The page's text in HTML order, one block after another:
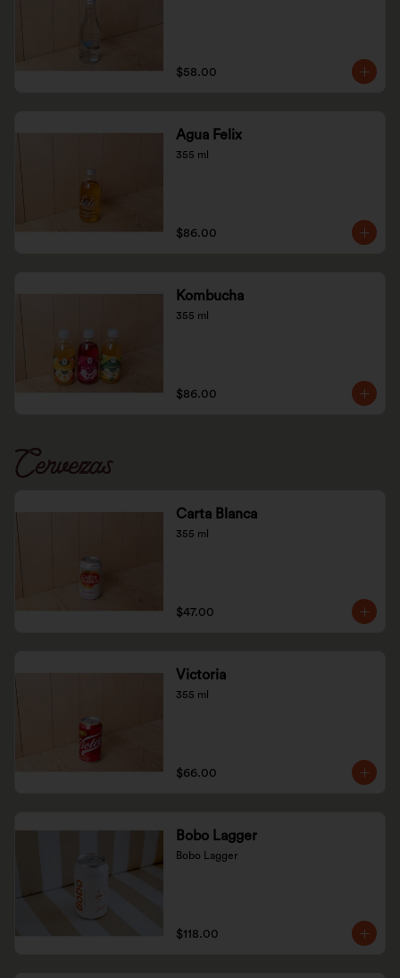
$58.00
Agua Felix
355 ml
$86.00
Kombucha
355 ml
$86.00
Cervezas
Carta Blanca
355 ml
$47.00
Victoria
355 ml
$66.00
Bobo Lagger
Bobo Lagger
$118.00